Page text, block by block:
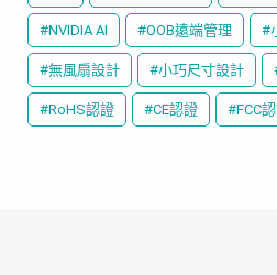
#NVIDIA AI #OOB遠端管理 #
#無風扇設計 #小巧尺寸設計
#RoHS認證 #CE認證 #FCC